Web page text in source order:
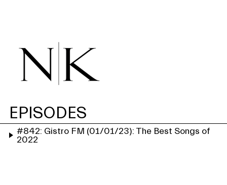
EPISODES
#842: Gistro FM (01/01/23): The Best Songs of
2022